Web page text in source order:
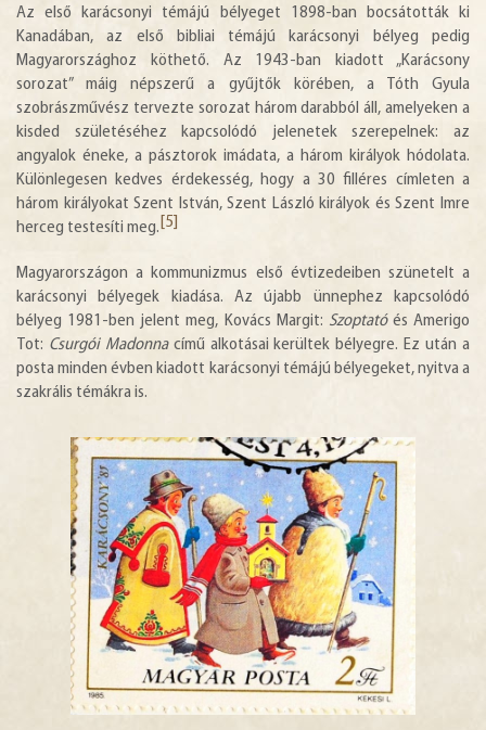
Az első karácsonyi témájú bélyeget 1898-ban bocsátották ki
Kanadában, az első bibliai témájú karácsonyi bélyeg pedig
Magyarországhoz köthető. Az 1943-ban kiadott „Karácsony
sorozat” máig népszerű a gyűjtők körében, a Tóth Gyula
szobrászművész tervezte sorozat három darabból áll, amelyeken a
kisded születéséhez kapcsolódó jelenetek szerepelnek: az
angyalok éneke, a pásztorok imádata, a három királyok hódolata.
Különlegesen kedves érdekesség, hogy a 30 filléres címleten a
három királyokat Szent István, Szent László királyok és Szent Imre
herceg testesíti meg. [5]
Magyarországon a kommunizmus első évtizedeiben szünetelt a
karácsonyi bélyegek kiadása. Az újabb ünnephez kapcsolódó
bélyeg 1981-ben jelent meg, Kovács Margit: Szoptatóés Amerigo
Tot: Csurgói Madonnacímű alkotásai kerültek bélyegre. Ez után a
posta minden évben kiadott karácsonyi témájú bélyegeket, nyitva a
szakrális témákra is.